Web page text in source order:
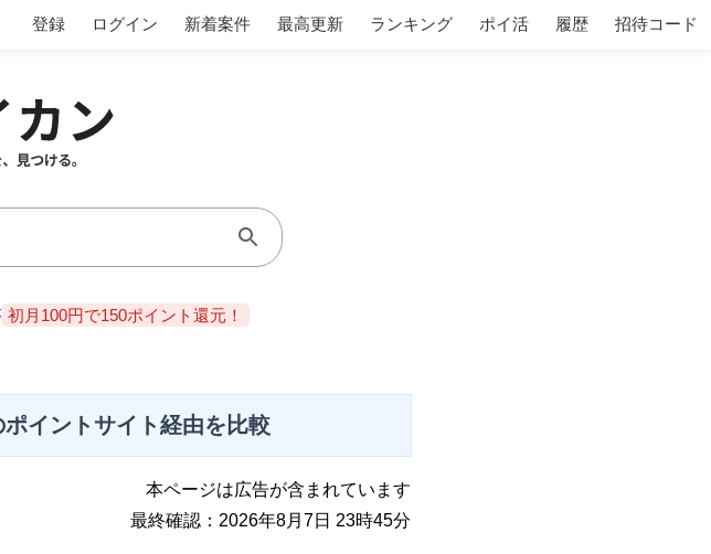
登録 ログイン 新着案件 最高更新 ランキング ポイ活 履歴 招待コード
初月100円で150ポイント還元！
イントサイト経由を比較
本ページは広告が含まれています
最終確認：2026年8月7日 23時45分